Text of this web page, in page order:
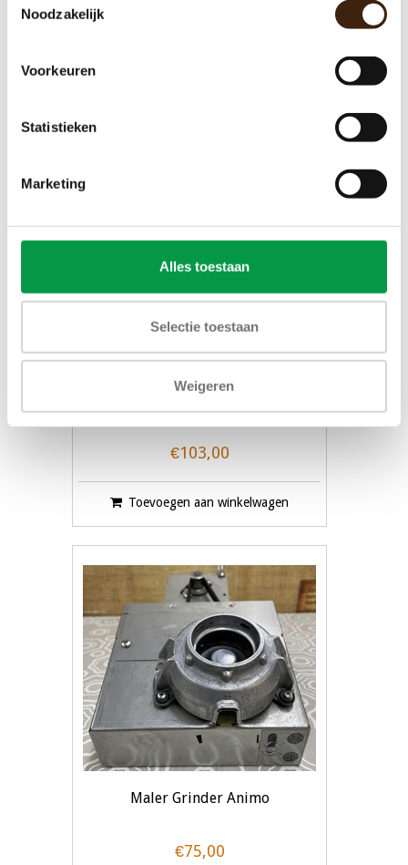
Noodzakelijk
Voorkeuren
Statistieken
Marketing
Alles toestaan
Selectie toestaan
Weigeren
€103,00
Toevoegen aan winkelwagen
Maler Grinder Animo
€75,00